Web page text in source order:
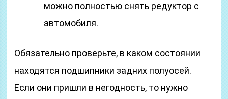
можно полностью снять редуктор с
автомобиля.
Обязательно проверьте, в каком состоянии
находятся подшипники задних полуосей.
Если они пришли в негодность, то нужно